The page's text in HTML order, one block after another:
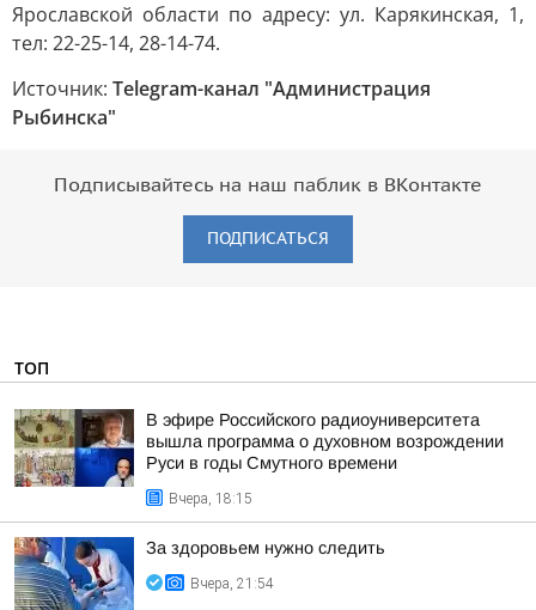
Ярославской области по адресу: ул. Карякинская, 1,
тел: 22-25-14, 28-14-74.
Источник: Telegram-канал "Администрация
Рыбинска"
Подписывайтесь на наш паблик в ВКонтакте
ПОДПИСАТЬСЯ
ТОП
В эфире Российского радиоуниверситета
вышла программа о духовном возрождении
Руси в годы Смутного времени
Вчера, 18:15
За здоровьем нужно следить
Вчера, 21:54